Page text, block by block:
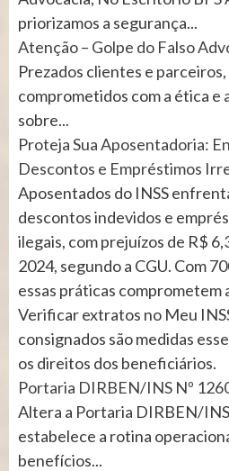
priorizamos a segurança...
Atenção – Golpe do Falso
Prezados clientes e
comprometidos com a ética e
sobre...
Proteja Sua Aposentadoria:
Descontos e Empréstimos
Aposentados do INSS
descontos indevidos e
ilegais, com prejuízos de R$
2024, segundo a CGU. Com
essas práticas comprometem
Verificar extratos no Meu
consignados são medidas
os direitos dos beneficiários.
Portaria DIRBEN/INS Nº
Altera a Portaria DIRBEN/
estabelece a rotina
benefícios...